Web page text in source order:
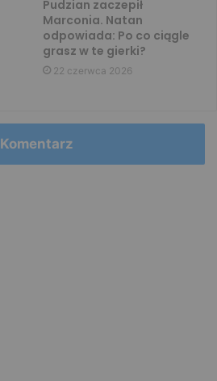
Pudzian zaczepił
Marconia. Natan
odpowiada: Po co ciągle
grasz w te gierki?
22 czerwca 2026
Komentarz